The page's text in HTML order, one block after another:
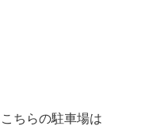
ちらの駐車場は